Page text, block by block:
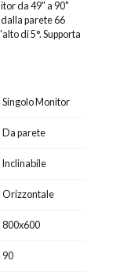
da 49" a 90"
parete 66
di 5°. Supporta
Singolo Monitor
Da parete
Inclinabile
Orizzontale
800x600
90